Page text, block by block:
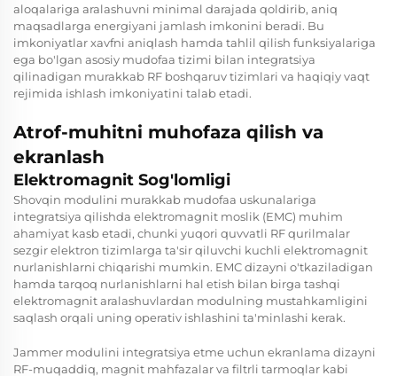
aloqalariga aralashuvni minimal darajada qoldirib, aniq
maqsadlarga energiyani jamlash imkonini beradi. Bu
imkoniyatlar xavfni aniqlash hamda tahlil qilish funksiyalariga
ega bo'lgan asosiy mudofaa tizimi bilan integratsiya
qilinadigan murakkab RF boshqaruv tizimlari va haqiqiy vaqt
rejimida ishlash imkoniyatini talab etadi.
Atrof-muhitni muhofaza qilish va
ekranlash
Elektromagnit Sog'lomligi
Shovqin modulini murakkab mudofaa uskunalariga
integratsiya qilishda elektromagnit moslik (EMC) muhim
ahamiyat kasb etadi, chunki yuqori quvvatli RF qurilmalar
sezgir elektron tizimlarga ta'sir qiluvchi kuchli elektromagnit
nurlanishlarni chiqarishi mumkin. EMC dizayni o'tkaziladigan
hamda tarqoq nurlanishlarni hal etish bilan birga tashqi
elektromagnit aralashuvlardan modulning mustahkamligini
saqlash orqali uning operativ ishlashini ta'minlashi kerak.
Jammer modulini integratsiya etme uchun ekranlama dizayni
RF-muqaddiq, magnit mahfazalar va filtrli tarmoqlar kabi